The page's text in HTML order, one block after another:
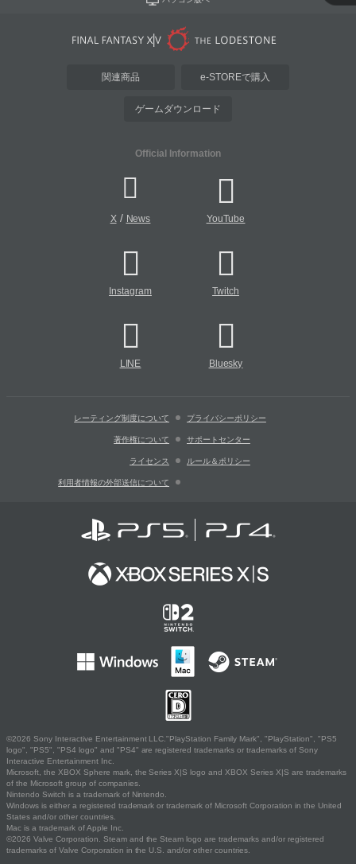
関連商品 e-STOREで購入
ゲームダウンロード
Official Information
X/ News YouTube
Instagram Twitch
LINE Bluesky
レーティング制度について プライバシーポリシー
著作権について サポートセンター
ライセンス ルール＆ポリシー
利用者情報の外部送信について
©2026 Sony Interactive Entertainment LLC."PlayStation Family Mark", "PlayStation", "PS5
logo", "PS5", "PS4 logo" and "PS4" are registered trademarks or trademarks of Sony
Interactive Entertainment Inc.
Microsoft, the XBOX Sphere mark, the Series X|S logo and XBOX Series X|S are trademarks
of the Microsoft group of companies.
Nintendo Switch is a trademark of Nintendo.
Windows is either a registered trademark or trademark of Microsoft Corporation in the United
States and/or other countries.
Mac is a trademark of Apple Inc.
©2026 Valve Corporation. Steam and the Steam logo are trademarks and/or registered
trademarks of Valve Corporation in the U.S. and/or other countries.